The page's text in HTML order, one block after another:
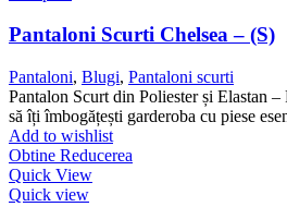
Pantaloni Scurti Chelsea – (S)
Pantaloni, Blugi, Pantaloni scurti
Pantalon Scurt din Poliester și Elastan
să îți îmbogățești garderoba cu piese
Add to wishlist
Obtine Reducerea
Quick View
Quick view